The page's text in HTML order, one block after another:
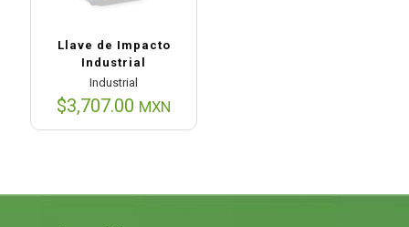
Llave de Impacto
Industrial
Industrial
$3,707.00 MXN